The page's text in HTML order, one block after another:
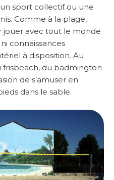
sport collectif ou une
Comme à la plage,
avec tout le monde
connaissances
à disposition. Au
frisbeach, du badmington
de s’amuser en
dans le sable.